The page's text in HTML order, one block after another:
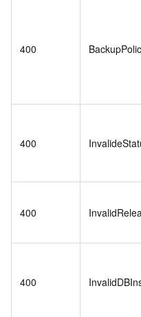
400
400
400
400